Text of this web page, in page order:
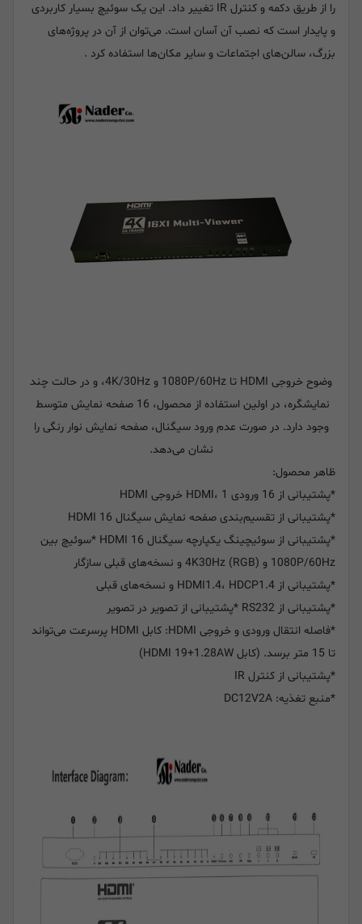
را از طریق دکمه و کنترل IR تغییر داد. این یک سوئیچ بسیار کاربردی
و پایدار است که نصب آن آسان است. می‌توان از آن در پروژه‌های
بزرگ، سالن‌های اجتماعات و سایر مکان‌ها استفاده کرد .
وضوح خروجی HDMI تا 1080P/60Hz و 4K/30Hz، و در حالت چند
نمایشگره، در اولین استفاده از محصول، 16 صفحه نمایش متوسط ​​
وجود دارد. در صورت عدم ورود سیگنال، صفحه نمایش نوار رنگی را
نشان می‌دهد.
ظاهر محصول:
*پشتیبانی از 16 ورودی HDMI، 1 خروجی HDMI
*پشتیبانی از تقسیم‌بندی صفحه نمایش سیگنال 16 HDMI
*پشتیبانی از سوئیچینگ یکپارچه سیگنال 16 HDMI *سوئیچ بین
1080P/60Hz و 4K30Hz (RGB) و نسخه‌های قبلی سازگار
*پشتیبانی از HDMI1.4، HDCP1.4 و نسخه‌های قبلی
*پشتیبانی از RS232 *پشتیبانی از تصویر در تصویر
*فاصله انتقال ورودی و خروجی HDMI: کابل HDMI پرسرعت می‌تواند
تا 15 متر برسد. (کابل HDMI 19+1.28AW)
*پشتیبانی از کنترل IR
*منبع تغذیه: DC12V2A